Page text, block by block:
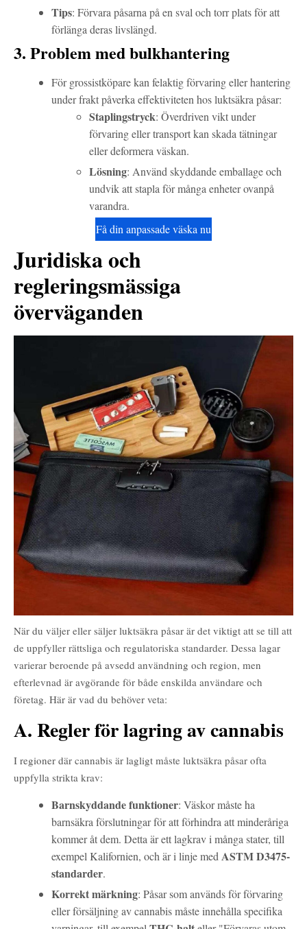
Tips: Förvara påsarna på en sval och torr plats för att
förlänga deras livslängd.
3. Problem med bulkhantering
För grossistköpare kan felaktig förvaring eller hantering
under frakt påverka effektiviteten hos luktsäkra påsar:
Staplingstryck: Överdriven vikt under
förvaring eller transport kan skada tätningar
eller deformera väskan.
Lösning: Använd skyddande emballage och
undvik att stapla för många enheter ovanpå
varandra.
Få din anpassade väska nu
Juridiska och
regleringsmässiga
överväganden
När du väljer eller säljer luktsäkra påsar är det viktigt att se till att
de uppfyller rättsliga och regulatoriska standarder. Dessa lagar
varierar beroende på avsedd användning och region, men
efterlevnad är avgörande för både enskilda användare och
företag. Här är vad du behöver veta:
A. Regler för lagring av cannabis
I regioner där cannabis är lagligt måste luktsäkra påsar ofta
uppfylla strikta krav:
Barnskyddande funktioner: Väskor måste ha
barnsäkra förslutningar för att förhindra att minderåriga
kommer åt dem. Detta är ett lagkrav i många stater, till
exempel Kalifornien, och är i linje med ASTM D3475-
standarder.
Korrekt märkning: Påsar som används för förvaring
eller försäljning av cannabis måste innehålla specifika